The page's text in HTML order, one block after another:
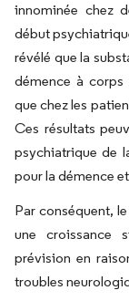
innominée chez
début
révélé que la
démence à
que chez les
Ces résultats
psychiatrique de
pour la démence
Par conséquent,
une croissance
prévision en
troubles